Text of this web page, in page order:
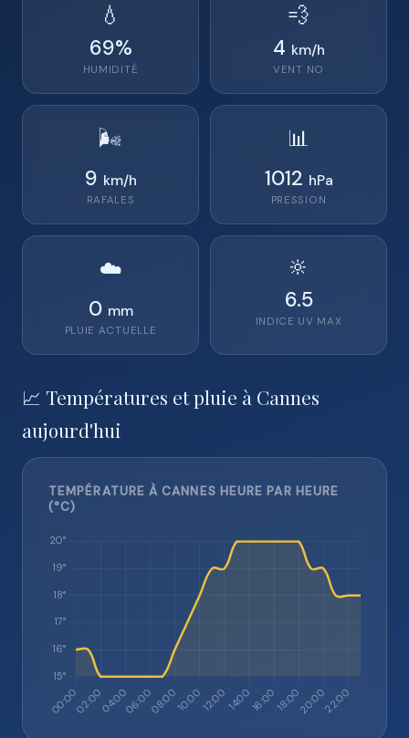
💧
69%
HUMIDITÉ
💨
4 km/h
VENT NO
🌬️
9 km/h
RAFALES
📊
1012 hPa
PRESSION
☁️
0 mm
PLUIE ACTUELLE
🔆
6.5
INDICE UV MAX
📈 Températures et pluie à Cannes
aujourd'hui
TEMPÉRATURE À CANNES HEURE PAR HEURE
(°C)